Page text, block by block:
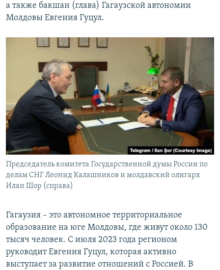
а также бакшан (глава) Гагаузской автономии
Молдовы Евгения Гуцул.
Председатель комитета Государственной думы России по
делам СНГ Леонид Калашников и молдавский олигарх
Илан Шор (справа)
Гагаузия – это автономное территориальное
образование на юге Молдовы, где живут около 130
тысяч человек. С июля 2023 года регионом
руководит Евгения Гуцул, которая активно
выступает за развитие отношений с Россией. В